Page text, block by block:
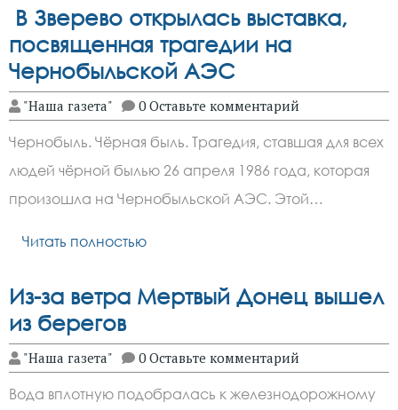
В Зверево открылась выставка,
посвященная трагедии на
Чернобыльской АЭС
"Наша газета" 0 Оставьте комментарий
Чернобыль. Чёрная быль. Трагедия, ставшая для всех
людей чёрной былью 26 апреля 1986 года, которая
произошла на Чернобыльской АЭС. Этой…
Читать полностью
Из-за ветра Мертвый Донец вышел
из берегов
"Наша газета" 0 Оставьте комментарий
Вода вплотную подобралась к железнодорожному